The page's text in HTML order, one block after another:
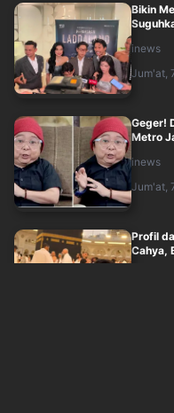
Bikin
inews
Jum'at,
Geger!
Metro
inews
Jum'at,
Profil
Cahya,